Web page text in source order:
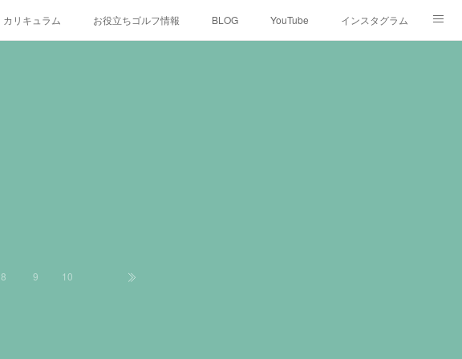
カリキュラム お役立ちゴルフ情報 BLOG YouTube インスタグラム
8 9 10